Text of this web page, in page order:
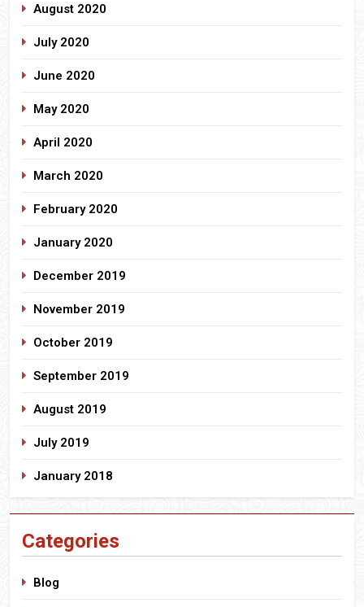
August 2020
July 2020
June 2020
May 2020
April 2020
March 2020
February 2020
January 2020
December 2019
November 2019
October 2019
September 2019
August 2019
July 2019
January 2018
Categories
Blog